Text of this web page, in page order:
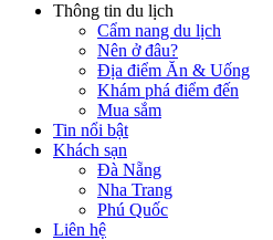
Thông tin du lịch
Cẩm nang du lịch
Nên ở đâu?
Địa điểm Ăn & Uống
Khám phá điểm đến
Mua sắm
Tin nổi bật
Khách sạn
Đà Nẵng
Nha Trang
Phú Quốc
Liên hệ